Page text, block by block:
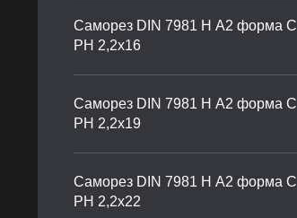
Саморез DIN 7981 H А2 форма С
PH 2,2х16
Саморез DIN 7981 H А2 форма С
PH 2,2х19
Саморез DIN 7981 H А2 форма С
PH 2,2х22